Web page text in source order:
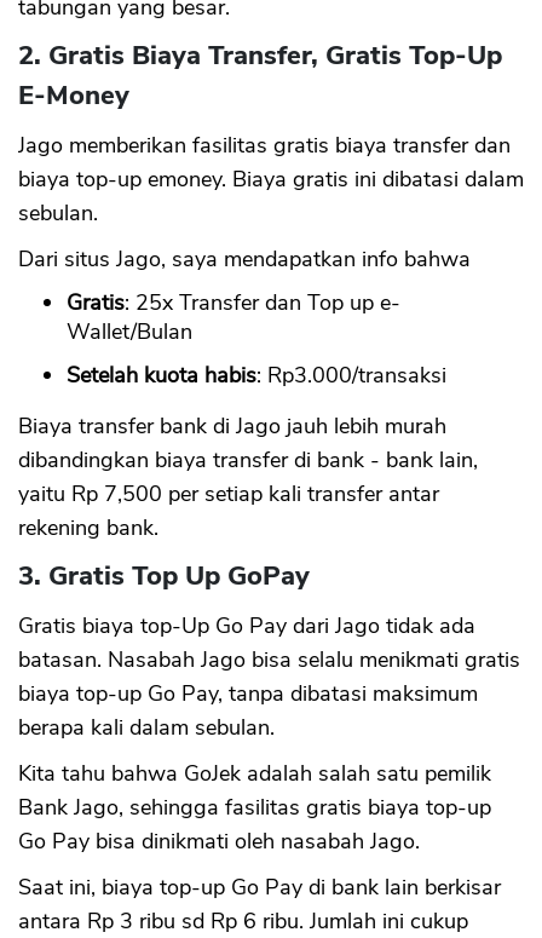
tabungan yang besar.
2. Gratis Biaya Transfer, Gratis Top-Up
E-Money
Jago memberikan fasilitas gratis biaya transfer dan
biaya top-up emoney. Biaya gratis ini dibatasi dalam
sebulan.
Dari situs Jago, saya mendapatkan info bahwa
Gratis: 25x Transfer dan Top up e-
Wallet/Bulan
Setelah kuota habis: Rp3.000/transaksi
Biaya transfer bank di Jago jauh lebih murah
dibandingkan biaya transfer di bank - bank lain,
yaitu Rp 7,500 per setiap kali transfer antar
rekening bank.
3. Gratis Top Up GoPay
Gratis biaya top-Up Go Pay dari Jago tidak ada
batasan. Nasabah Jago bisa selalu menikmati gratis
biaya top-up Go Pay, tanpa dibatasi maksimum
berapa kali dalam sebulan.
Kita tahu bahwa GoJek adalah salah satu pemilik
Bank Jago, sehingga fasilitas gratis biaya top-up
Go Pay bisa dinikmati oleh nasabah Jago.
Saat ini, biaya top-up Go Pay di bank lain berkisar
antara Rp 3 ribu sd Rp 6 ribu. Jumlah ini cukup